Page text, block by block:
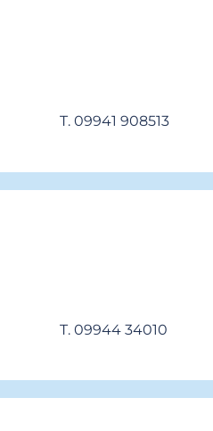
T. 09941 908513
T. 09944 34010